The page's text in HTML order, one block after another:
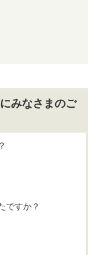
みなさまのご
ですか？